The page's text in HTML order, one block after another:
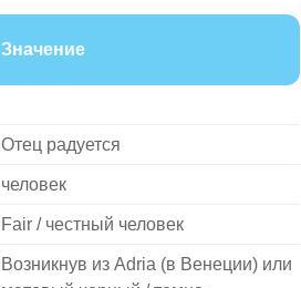
Значение
Отец радуется
человек
Fair / честный человек
Возникнув из Adria (в Венеции) или